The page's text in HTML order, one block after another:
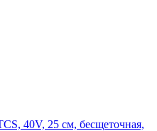
40V, 25 см, бесщеточная,